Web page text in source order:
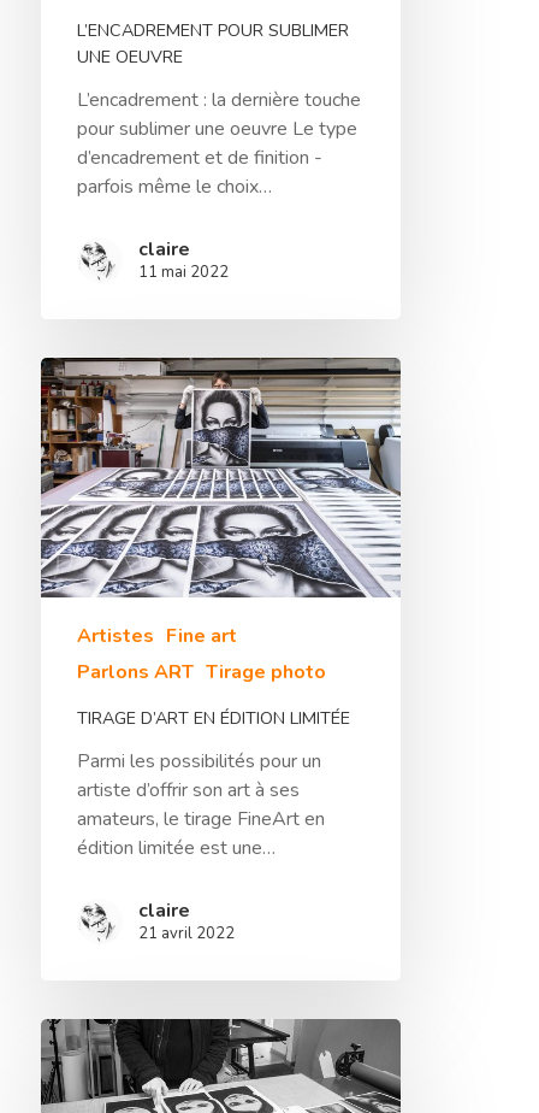
L’ENCADREMENT POUR SUBLIMER
UNE OEUVRE
L’encadrement : la dernière touche
pour sublimer une oeuvre Le type
d’encadrement et de finition -
parfois même le choix…
claire
11 mai 2022
Artistes Fine art
Parlons ART Tirage photo
TIRAGE D’ART EN ÉDITION LIMITÉE
Parmi les possibilités pour un
artiste d’offrir son art à ses
amateurs, le tirage FineArt en
édition limitée est une…
claire
21 avril 2022
Papiers Labellisés
Papier Exceptionnel
Encadrements Et
Finitions
Reproduction